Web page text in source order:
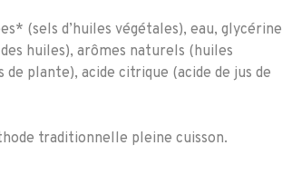
(sels d’huiles végétales), eau, glycérine
huiles), arômes naturels (huiles
plante), acide citrique (acide de jus de
traditionnelle pleine cuisson.